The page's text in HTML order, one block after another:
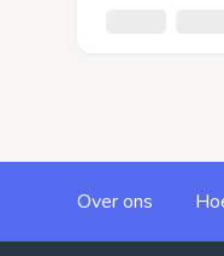
Over ons